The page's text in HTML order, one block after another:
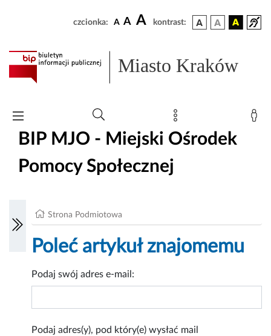
czcionka: A A A kontrast:
Miasto Kraków
BIP MJO - Miejski Ośrodek
Pomocy Społecznej
Strona Podmiotowa
Poleć artykuł znajomemu
Podaj swój adres e-mail:
Podaj adres(y), pod który(e) wysłać mail